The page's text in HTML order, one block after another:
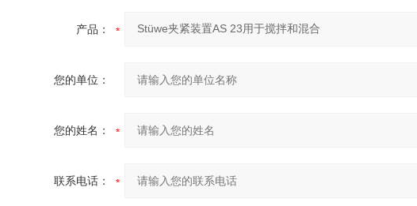
产品：
您的单位：
您的姓名：
联系电话：